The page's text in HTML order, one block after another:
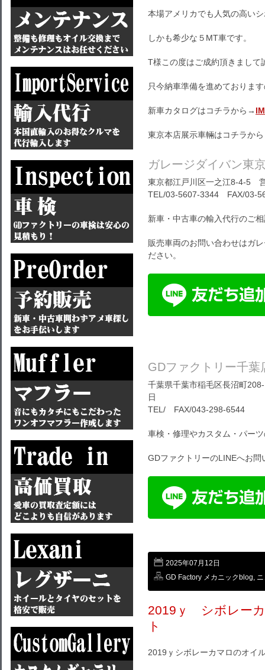
本場アメリカでも人気の高い
しかも希少な５MT車です。
T様この度はご成約頂きまして
只今納車準備を進めておりま
新車カタログはコチラから→
東京本店展示車輛はコチラか
ガレージダイバン東
東京都江戸川区一之江8-4-5
TEL/03-5607-3344 FAX/03-
新車・中古車の輸入代行のご
販売車両のお問い合わせはガ
ださい。
GDファクトリー千葉
千葉県千葉市稲毛区長沼町
日
TEL/ FAX/043-298-6544
車検・修理やカスタム・パー
GDファクトリーのLINEへお問
2025年07月12日
GD Factory メカニックblog,
2019ｙ シボレー
ト
2019ｙシボレーカマロのオイ